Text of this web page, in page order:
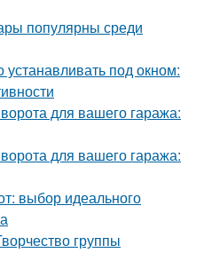
популярны среди
под окном:
для вашего гаража:
для вашего гаража:
выбор идеального
группы